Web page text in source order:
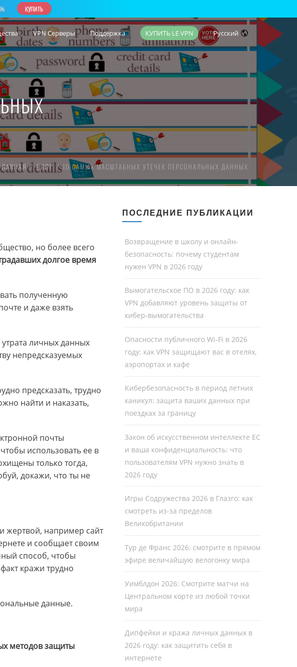
VPN Серверы Поддержка КУПИТЬ LE VPN Русский
БЛОГ 10 САМЫХ МАСШТАБНЫХ УТЕЧЕК ПЕРСОНАЛЬНЫХ ДАННЫХ
но более всего
долгое время
полученную
и даже взять
личных данных
непредсказуемых
предсказать, трудно
найти и наказать,
почты
использовать ее в
только тогда,
докажи, что ты не
жертвой, например сайт
и сообщает своим
способ, чтобы
кражи трудно
данные.
методов защиты
ПОСЛЕДНИЕ ПУБЛИКАЦИИ
Возвращение в школу и онлайн-
безопасность: почему студентам
нужен VPN в 2026 году
Вымогательское ПО в 2026 году: как
VPN добавляют уровень защиты от
кибер-вымогательства
Опасности публичного Wi-Fi в 2026
году: как VPN защищают вас в отелях,
аэропортах и кафе
Кибербезопасность в период летних
каникул: защита ваших данных при
поездках за границу
Закон об искусственном интеллекте ЕС
и ваша конфиденциальность: что
пользователям VPN нужно знать в
2026 году
Игры Содружества 2026 в Глазго: как
смотреть из-за пределов
Великобритании
Тур де Франс 2026: смотрите в прямом
эфире величайшую велогонку мира
Уимблдон 2026: Смотрите матчи на
Центральном корте из любой точки
мира
Дипфейки и кража личных данных в
2026 году: как защитить себя в
интернете